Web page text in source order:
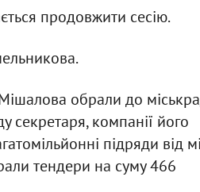
продовжити сесію.
обрали до
секретаря, компанії його
підряди від
тендери на суму 466